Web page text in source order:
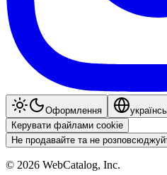
Оформлення
Керувати файлами cookie
Не продавайте та не
© 2026 WebCatalog, Inc.